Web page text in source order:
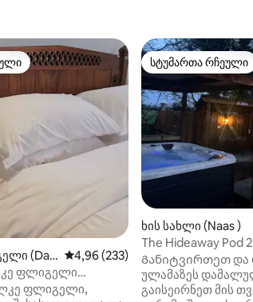
120 მიმოხილვა
ვარიანტი
(Dalk საშუალო შეფასებაა 5‑დან 4,96,
4,96 (233)
ფლიგელი
ფლიგელი,
სტუმართა რჩეული
სტუმართა რჩეული
ხის სახლი (Naas )
The Hideaway Pod
ჰიდრომასაჟიანი
Განიტვირთეთ და
ულამაზეს
გაისეირნეთ მის